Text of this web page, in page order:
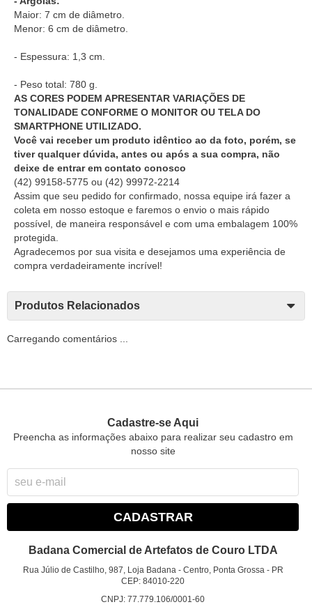
Maior: 7 cm de diâmetro.
Menor: 6 cm de diâmetro.
- Espessura: 1,3 cm.
- Peso total: 780 g.
AS CORES PODEM APRESENTAR VARIAÇÕES DE
TONALIDADE CONFORME O MONITOR OU TELA DO
SMARTPHONE UTILIZADO.
Você vai receber um produto idêntico ao da foto, porém, se
tiver qualquer dúvida, antes ou após a sua compra, não
deixe de entrar em contato conosco
(42) 99158-5775 ou (42) 99972-2214
Assim que seu pedido for confirmado, nossa equipe irá fazer a
coleta em nosso estoque e faremos o envio o mais rápido
possível, de maneira responsável e com uma embalagem 100%
protegida.
Agradecemos por sua visita e desejamos uma experiência de
compra verdadeiramente incrível!
Produtos Relacionados
Carregando comentários ...
Cadastre-se Aqui
Preencha as informações abaixo para realizar seu cadastro em
nosso site
CADASTRAR
Badana Comercial de Artefatos de Couro LTDA
Rua Júlio de Castilho, 987, Loja Badana - Centro, Ponta Grossa - PR
CEP: 84010-220
CNPJ: 77.779.106/0001-60